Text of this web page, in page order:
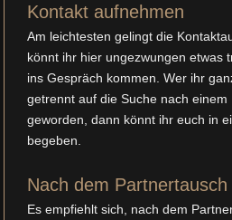
Kontakt aufnehmen
Am leichtesten gelingt die
könnt ihr hier ungezwungen etwas
ins Gespräch kommen. Wer ihr
getrennt auf die Suche nach einem
geworden, dann könnt ihr euch in
begeben.
Nach dem Partnertausch
Es empfiehlt sich, nach dem